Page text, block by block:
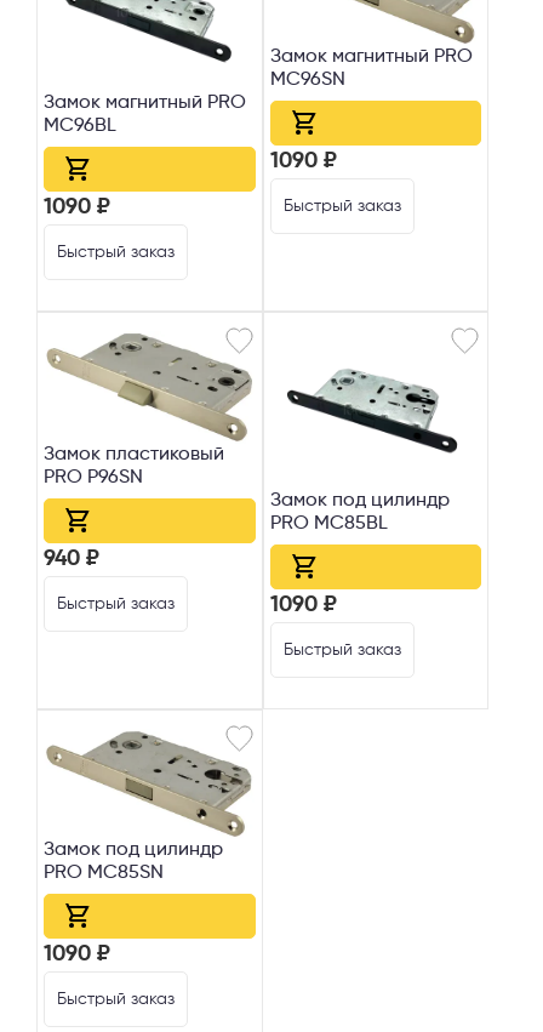
Замок магнитный PRO
МС96BL
1090 ₽
Быстрый заказ
Замок магнитный PRO
МС96SN
1090 ₽
Быстрый заказ
Замок пластиковый
PRO Р96SN
940 ₽
Быстрый заказ
Замок под цилиндр
PRO МС85BL
1090 ₽
Быстрый заказ
Замок под цилиндр
PRO МС85SN
1090 ₽
Быстрый заказ
Телефон
Выберите способ связи
Перезвонить
Telegram
MAX
Я согласен с Политикой конфиденциальности
обработку персональных данных